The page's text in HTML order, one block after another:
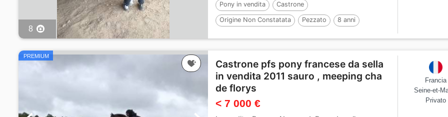
8
Pony in vendita Castrone
Origine Non Constatata Pezzato 8 anni
PREMIUM
Castrone pfs pony francese da sella
in vendita 2011 sauro , meeping cha
de florys
< 7 000 €
Francia
Seine-et-
Privato